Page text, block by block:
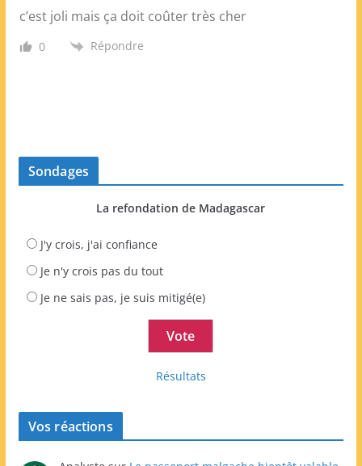
c’est joli mais ça doit coûter très cher
0 Répondre
Sondages
La refondation de Madagascar
J'y crois, j'ai confiance
Je n'y crois pas du tout
Je ne sais pas, je suis mitigé(e)
Résultats
Vos réactions